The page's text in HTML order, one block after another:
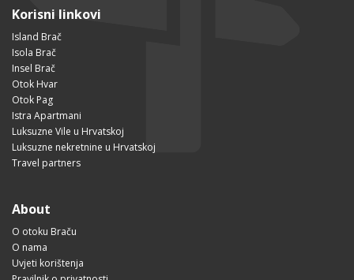
Korisni linkovi
Island Brač
Isola Brač
Insel Brač
Otok Hvar
Otok Pag
Istra Apartmani
Luksuzne Vile u Hrvatskoj
Luksuzne nekretnine u Hrvatskoj
Travel partners
About
O otoku Braču
O nama
Uvjeti korištenja